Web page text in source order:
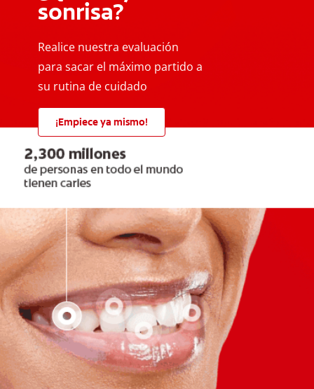
sonrisa?
Realice nuestra evaluación
para sacar el máximo partido a
su rutina de cuidado
¡Empiece ya mismo!